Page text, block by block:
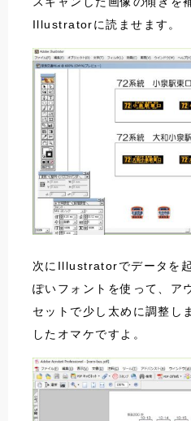
Illustratorに読ませます。
次にIllustratorでデータを
ぽいフォントを使って、ア
セットで少し太めに調整し
したオマケですよ。